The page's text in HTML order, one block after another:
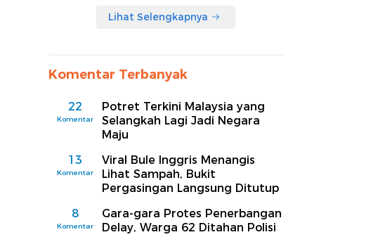
Lihat Selengkapnya
Komentar Terbanyak
22
Komentar
Potret Terkini Malaysia yang
Selangkah Lagi Jadi Negara
Maju
13
Komentar
Viral Bule Inggris Menangis
Lihat Sampah, Bukit
Pergasingan Langsung Ditutup
8
Komentar
Gara-gara Protes Penerbangan
Delay, Warga 62 Ditahan Polisi